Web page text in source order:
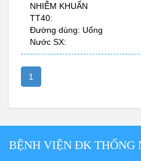
NHIỄM KHUẨN
TT40:
Đường dùng: Uống
Nước SX:
1
BỆNH VIỆN ĐK THỐNG